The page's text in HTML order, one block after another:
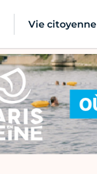
Vie citoyenne